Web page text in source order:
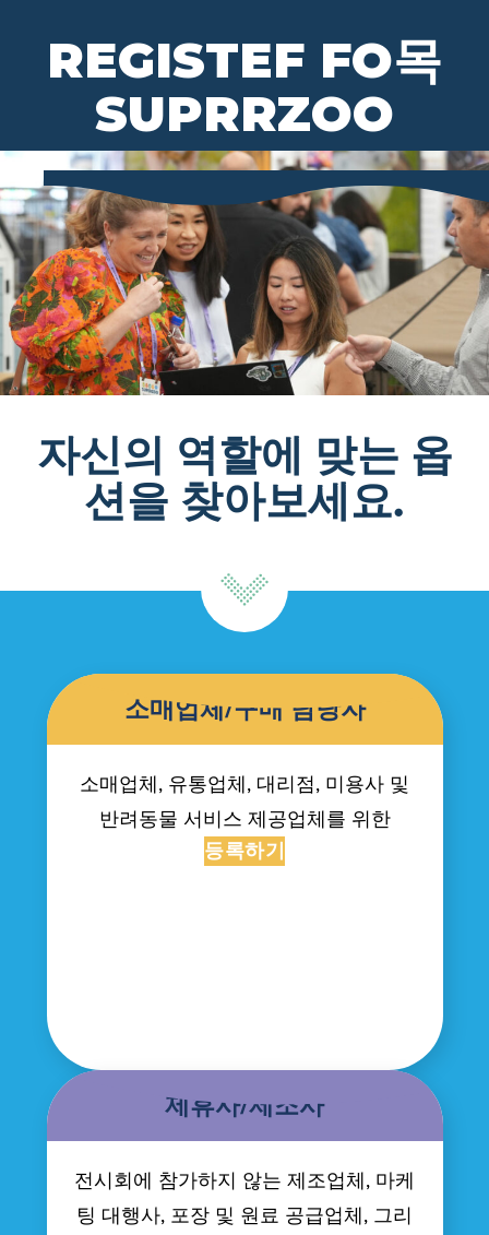
REGISTEF FO목
SUPRRZOO
자신의 역할에 맞는 옵
션을 찾아보세요.
소매업체/구매 담당자
소매업체, 유통업체, 대리점, 미용사 및
반려동물 서비스 제공업체를 위한
등록하기
제휴사/제조사
전시회에 참가하지 않는 제조업체, 마케
팅 대행사, 포장 및 원료 공급업체, 그리